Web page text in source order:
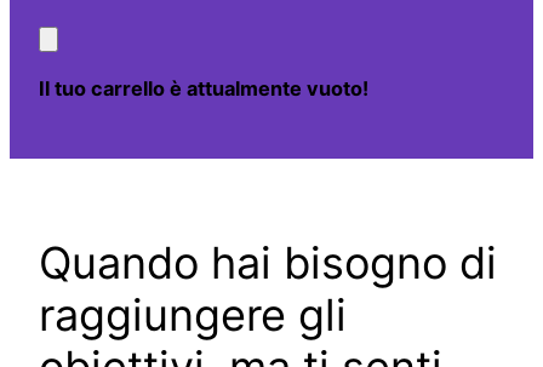
Il tuo carrello è attualmente vuoto!
Quando hai bisogno di
raggiungere gli